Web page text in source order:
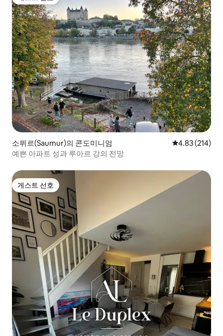
게스트 선호
소뮈르(Saumur)의 콘도미니엄 평점 4.83점(5
4.83 (214)
예쁜 아파트 성과 루아르 강의 전망
게스트 선호
게스트 선호